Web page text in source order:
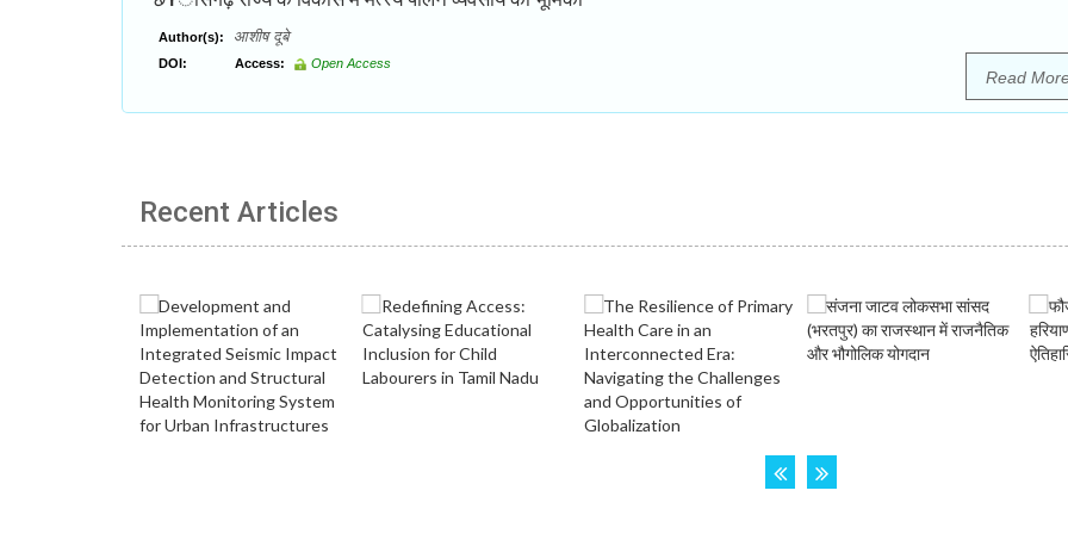
Author(s): आशीष दूबे
DOI: Access: Open Access
Read
Recent Articles